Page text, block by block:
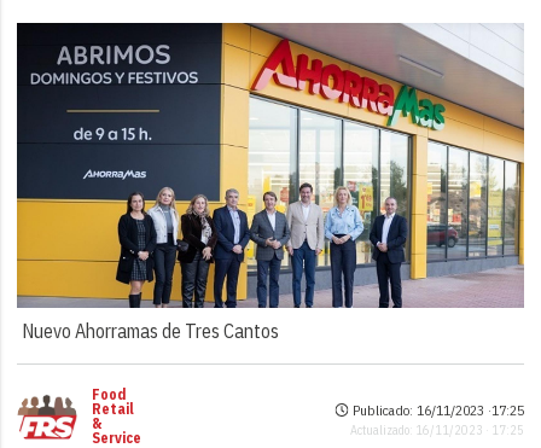
Nuevo Ahorramas de Tres Cantos
Food
Retail
&
Service
Publicado: 16/11/2023 ·17:25
Actualizado: 16/11/2023 · 17:25